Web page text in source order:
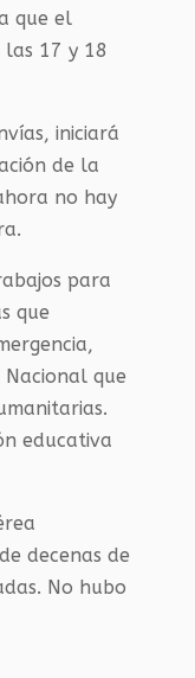
que el
17 y 18
iniciará
de la
no hay
para
que
que
educativa
decenas de
No hubo